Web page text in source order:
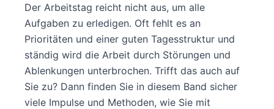
Der Arbeitstag reicht nicht aus, um alle
Aufgaben zu erledigen. Oft fehlt es an
Prioritäten und einer guten Tagesstruktur und
ständig wird die Arbeit durch Störungen und
Ablenkungen unterbrochen. Trifft das auch auf
Sie zu? Dann finden Sie in diesem Band sicher
viele Impulse und Methoden, wie Sie mit